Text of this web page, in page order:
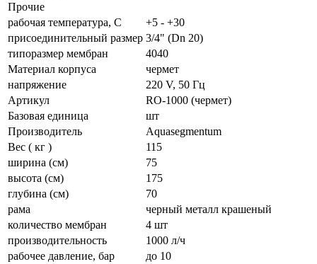
Прочие
рабочая температура, С
+5 - +30
присоединительный размер 3/4" (Dn 20)
типоразмер мембран
4040
Материал корпуса
чермет
напряжение
220 V, 50 Гц
Артикул
RO-1000 (чермет)
Базовая единица
шт
Производитель
Aquasegmentum
Вес ( кг )
115
ширина (см)
75
высота (см)
175
глубина (см)
70
рама
черный металл крашеный
количество мембран
4 шт
производительность
1000 л/ч
рабочее давление, бар
до 10